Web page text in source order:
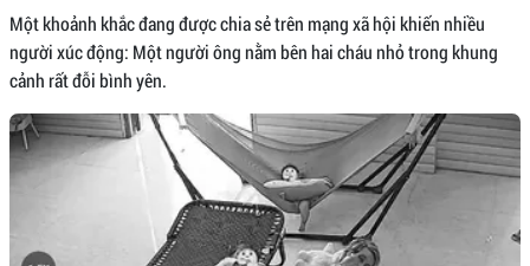
Một khoảnh khắc đang được chia sẻ trên mạng xã hội khiến nhiều
người xúc động: Một người ông nằm bên hai cháu nhỏ trong khung
cảnh rất đỗi bình yên.